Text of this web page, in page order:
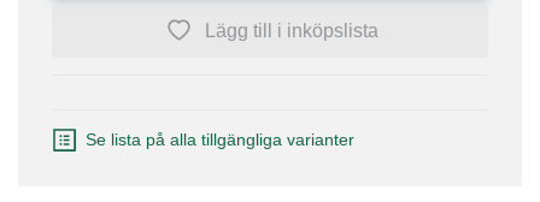
Lägg till i inköpslista
Se lista på alla tillgängliga varianter